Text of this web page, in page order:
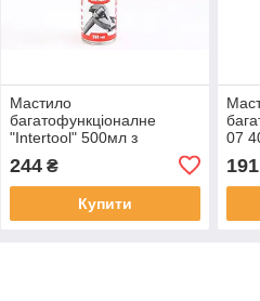
Мастило
багатофункціоналне
"Intertool" 500мл з
244₴
Купити
07
191